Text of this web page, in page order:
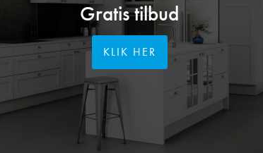
Gratis tilbud
KLIK HER